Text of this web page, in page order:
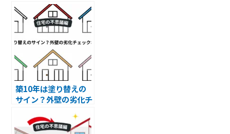
築10年は塗り替えの
サイン？外壁の劣化チ